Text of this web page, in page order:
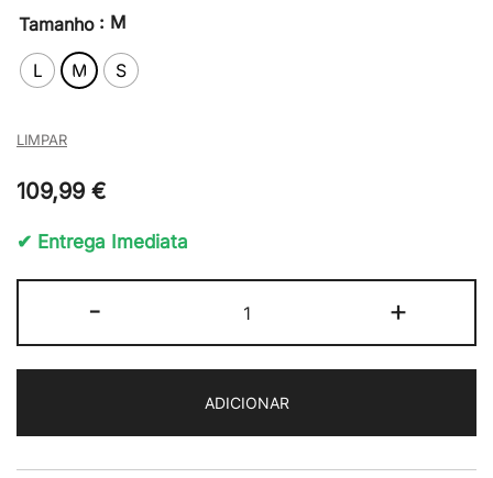
Tamanho : M
L M S
LIMPAR
109,99 €
✔ Entrega Imediata
-
de
Thousand
2.0
Thousand
Navy
+
ADICIONAR